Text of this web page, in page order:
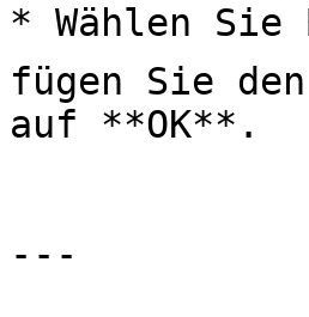
* Wählen Sie
fügen Sie
auf **OK**.
---